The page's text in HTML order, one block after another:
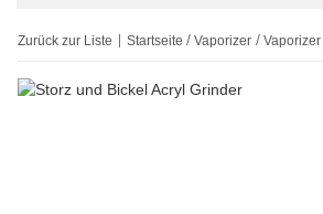
Zurück zur Liste Startseite Vaporizer